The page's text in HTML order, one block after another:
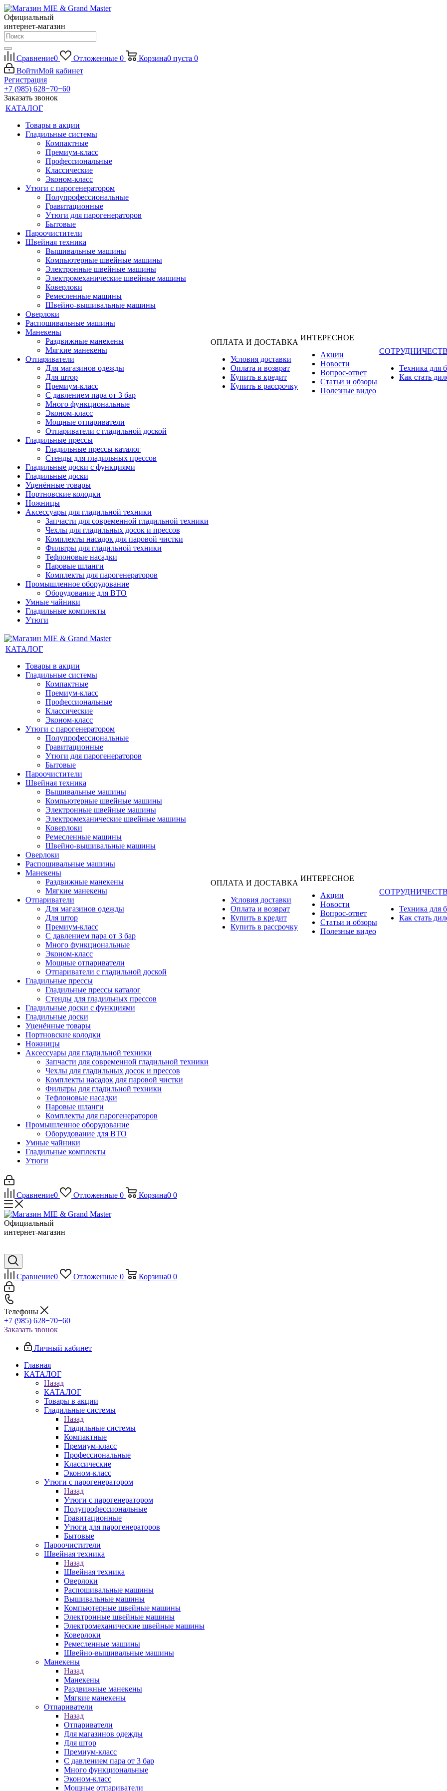
Официальный
интернет-магазин
Сравнение0 Отложенные 0 Корзина0 пуста 0
ВойтиМой кабинет
Регистрация
+7 (985) 628−70−60
Заказать звонок
КАТАЛОГ
Товары в акции
Гладильные системы
Компактные
Премиум-класс
Профессиональные
Классические
Эконом-класс
Утюги с парогенератором
Полупрофессиональные
Гравитационные
Утюги для парогенераторов
Бытовые
Пароочистители
Швейная техника
Вышивальные машины
Компьютерные швейные машины
Электронные швейные машины
Электромеханические швейные машины
Коверлоки
Ремесленные машины
Швейно-вышивальные машины
Оверлоки
Распошивальные машины
Манекены
Раздвижные манекены
Мягкие манекены
Отпариватели
Для магазинов одежды
Для штор
Премиум-класс
С давлением пара от 3 бар
Много функциональные
Эконом-класс
Мощные отпариватели
Отпариватели с гладильной доской
Гладильные прессы
Гладильные прессы каталог
Стенды для гладильных прессов
Гладильные доски с функциями
Гладильные доски
Уценённые товары
Портновские колодки
Ножницы
Аксессуары для гладильной техники
Запчасти для современной гладильной техники
Чехлы для гладильных досок и прессов
Комплекты насадок для паровой чистки
Фильтры для гладильной техники
Тефлоновые насадки
Паровые шланги
Комплекты для парогенераторов
Промышленное оборудование
Оборудование для ВТО
Умные чайники
Гладильные комплекты
Утюги
ОПЛАТА И ДОСТАВКА
Условия доставки
Оплата и возврат
Купить в кредит
Купить в рассрочку
ИНТЕРЕСНОЕ
Акции
Новости
Вопрос-ответ
Статьи и обзоры
Полезные видео
Техника для
Как стать
КАТАЛОГ
Товары в акции
Гладильные системы
Компактные
Премиум-класс
Профессиональные
Классические
Эконом-класс
Утюги с парогенератором
Полупрофессиональные
Гравитационные
Утюги для парогенераторов
Бытовые
Пароочистители
Швейная техника
Вышивальные машины
Компьютерные швейные машины
Электронные швейные машины
Электромеханические швейные машины
Коверлоки
Ремесленные машины
Швейно-вышивальные машины
Оверлоки
Распошивальные машины
Манекены
Раздвижные манекены
Мягкие манекены
Отпариватели
Для магазинов одежды
Для штор
Премиум-класс
С давлением пара от 3 бар
Много функциональные
Эконом-класс
Мощные отпариватели
Отпариватели с гладильной доской
Гладильные прессы
Гладильные прессы каталог
Стенды для гладильных прессов
Гладильные доски с функциями
Гладильные доски
Уценённые товары
Портновские колодки
Ножницы
Аксессуары для гладильной техники
Запчасти для современной гладильной техники
Чехлы для гладильных досок и прессов
Комплекты насадок для паровой чистки
Фильтры для гладильной техники
Тефлоновые насадки
Паровые шланги
Комплекты для парогенераторов
Промышленное оборудование
Оборудование для ВТО
Умные чайники
Гладильные комплекты
Утюги
ОПЛАТА И ДОСТАВКА
Условия доставки
Оплата и возврат
Купить в кредит
Купить в рассрочку
ИНТЕРЕСНОЕ
Акции
Новости
Вопрос-ответ
Статьи и обзоры
Полезные видео
Техника для
Как стать
Сравнение0 Отложенные 0 Корзина0 0
Официальный
интернет-магазин
Сравнение0 Отложенные 0 Корзина0 0
Телефоны
+7 (985) 628−70−60
Заказать звонок
Личный кабинет
Главная
КАТАЛОГ
Назад
КАТАЛОГ
Товары в акции
Гладильные системы
Назад
Гладильные системы
Компактные
Премиум-класс
Профессиональные
Классические
Эконом-класс
Утюги с парогенератором
Назад
Утюги с парогенератором
Полупрофессиональные
Гравитационные
Утюги для парогенераторов
Бытовые
Пароочистители
Швейная техника
Назад
Швейная техника
Оверлоки
Распошивальные машины
Вышивальные машины
Компьютерные швейные машины
Электронные швейные машины
Электромеханические швейные машины
Коверлоки
Ремесленные машины
Швейно-вышивальные машины
Манекены
Назад
Манекены
Раздвижные манекены
Мягкие манекены
Отпариватели
Назад
Отпариватели
Для магазинов одежды
Для штор
Премиум-класс
С давлением пара от 3 бар
Много функциональные
Эконом-класс
Мощные отпариватели